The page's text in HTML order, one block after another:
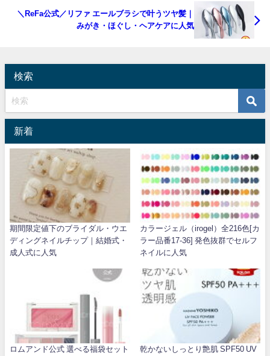
＼ReFa公式／リファ エールブラシで叶うツヤ髪｜
みがき・ほぐし・ヘアケアに人気
検索
新着
期間限定値下のブライダル・ウエ
ディングネイルチップ｜結婚式・
成人式に人気
カラージェル（irogel）全216色[カ
ラー品番17-36] 発色抜群でセルフ
ネイルに人気
ロムアンド公式 選べる福袋セット
乾かないしっとり艶肌 SPF50 UV